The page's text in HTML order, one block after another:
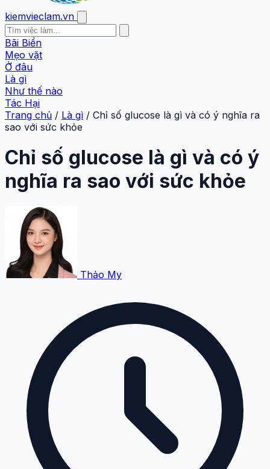
kiemvieclam.vn
Bãi Biển
Mẹo vặt
Ở đâu
Là gì
Như thế nào
Tác Hại
Trang chủ / Là gì / Chỉ số glucose là gì và có ý nghĩa ra
sao với sức khỏe
Chỉ số glucose là gì và có ý
nghĩa ra sao với sức khỏe
Thảo My